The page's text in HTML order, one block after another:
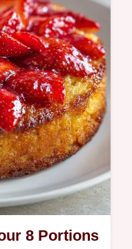
8 Portions